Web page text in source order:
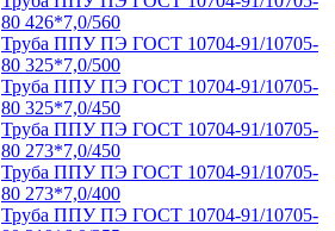
80 426*7,0/560
Труба ППУ ПЭ ГОСТ 10704-91/10705-
80 325*7,0/500
Труба ППУ ПЭ ГОСТ 10704-91/10705-
80 325*7,0/450
Труба ППУ ПЭ ГОСТ 10704-91/10705-
80 273*7,0/450
Труба ППУ ПЭ ГОСТ 10704-91/10705-
80 273*7,0/400
Труба ППУ ПЭ ГОСТ 10704-91/10705-